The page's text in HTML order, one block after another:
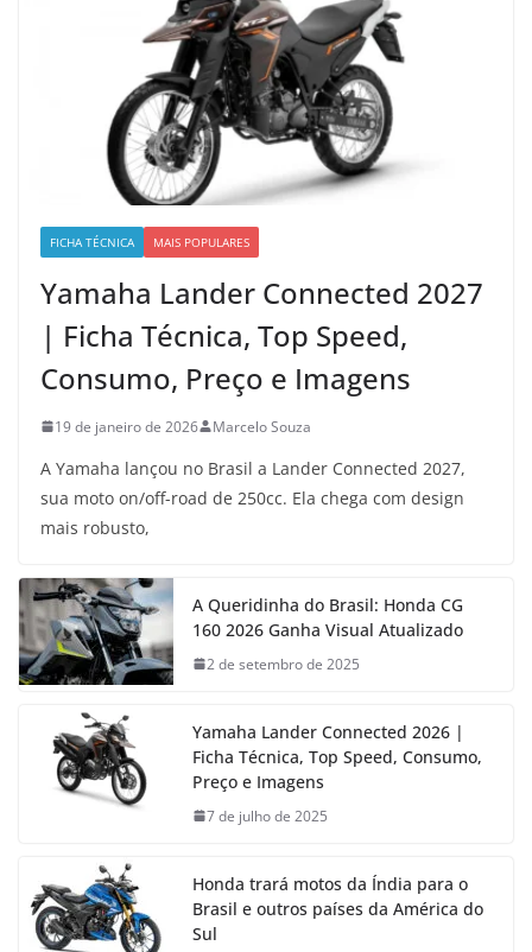
FICHA TÉCNICA MAIS POPULARES
Yamaha Lander Connected 2027
| Ficha Técnica, Top Speed,
Consumo, Preço e Imagens
19 de janeiro de 2026 Marcelo Souza
A Yamaha lançou no Brasil a Lander Connected 2027,
sua moto on/off-road de 250cc. Ela chega com design
mais robusto,
A Queridinha do Brasil: Honda CG
160 2026 Ganha Visual Atualizado
2 de setembro de 2025
Yamaha Lander Connected 2026 |
Ficha Técnica, Top Speed, Consumo,
Preço e Imagens
7 de julho de 2025
Honda trará motos da Índia para o
Brasil e outros países da América do
Sul